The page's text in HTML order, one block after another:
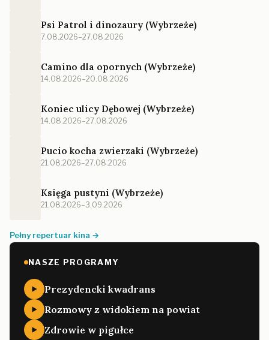
Psi Patrol i dinozaury (Wybrzeże)
7.08.2026–27.08.2026
Camino dla opornych (Wybrzeże)
14.08.2026–20.08.2026
Koniec ulicy Dębowej (Wybrzeże)
14.08.2026–27.08.2026
Pucio kocha zwierzaki (Wybrzeże)
21.08.2026–27.08.2026
Księga pustyni (Wybrzeże)
21.08.2026–3.09.2026
Pełny repertuar kina →
NASZE PROGRAMY
Prezydencki kwadrans
Rozmowy z widokiem na powiat
Zdrowie w pigułce